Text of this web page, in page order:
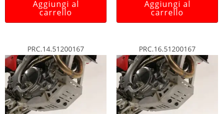
Aggiungi al
carrello
Aggiungi al
carrello
PRC.14.51200167 PRC.16.51200167